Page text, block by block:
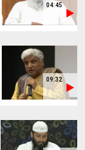
04:45
09:32